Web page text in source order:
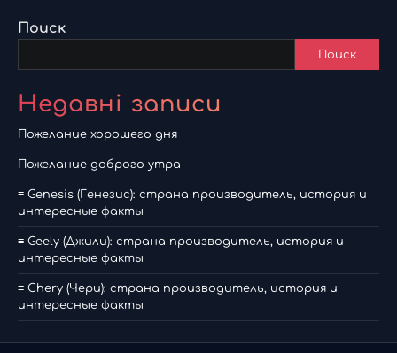
Поиск
Поиск
Недавні записи
Пожелание хорошего дня
Пожелание доброго утра
≡ Genesis (Генезис): страна производитель, история и
интересные факты
≡ Geely (Джили): страна производитель, история и
интересные факты
≡ Chery (Чери): страна производитель, история и
интересные факты